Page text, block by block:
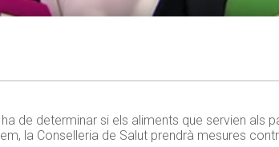
de determinar si els aliments que servien als
la Conselleria de Salut prendrà mesures